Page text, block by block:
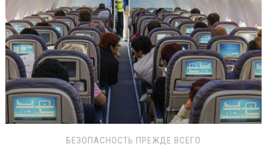
БЕЗОПАСНОСТЬ ПРЕЖДЕ ВСЕГО